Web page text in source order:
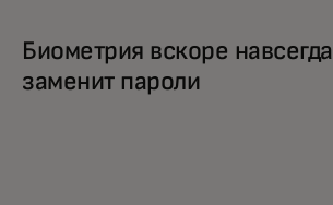
Биометрия вскоре навсегда
заменит пароли